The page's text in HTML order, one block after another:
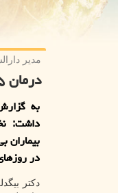
مدیر
درمان ۳۹۵ بیمار نیازمند در اردوی جهادی مشترک درمانی در دهه اول محرم
به
داشت:
بیماران
در
دکتر